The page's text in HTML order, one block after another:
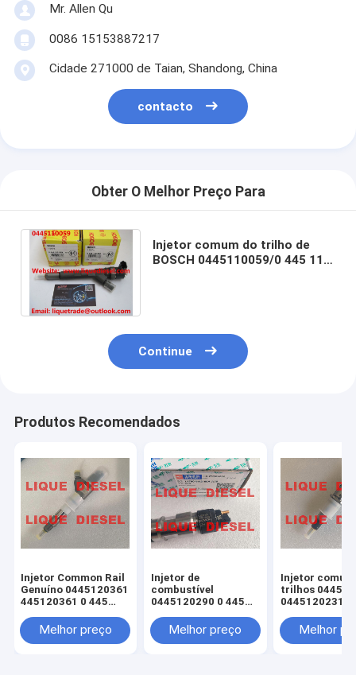
Mr. Allen Qu
0086 15153887217
Cidade 271000 de Taian, Shandong, China
contacto
Obter O Melhor Preço Para
Injetor comum do trilho de
BOSCH 0445110059/0 445 110
Continue
Produtos Recomendados
Injetor Common Rail
Genuíno 0445120361
445120361 0 445
Melhor preço
Injetor de
combustível
0445120290 0 445
1112100A-A38
L47001112100AA38
Melhor preço
Injetor comum
trilhos
0445120231
445120231
3976372
Melhor